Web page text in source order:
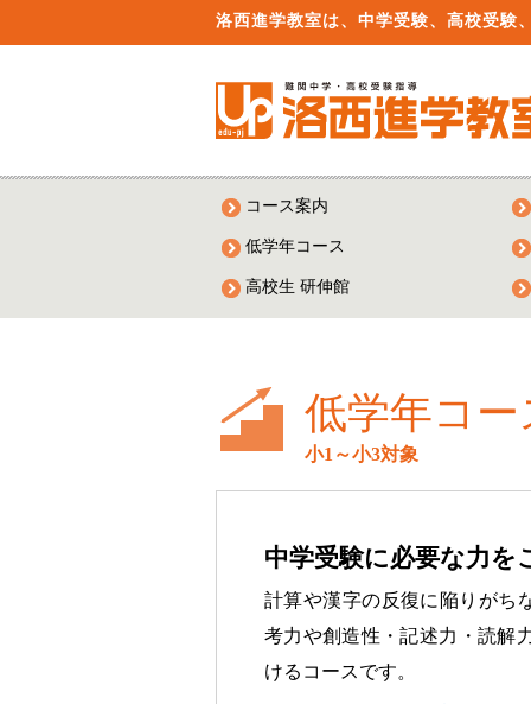
洛西進学教室は、中学受験、高校受験
コース案内
低学年コース
高校生 研伸館
低学年コー
小1～小3対象
中学受験に必要な力を
計算や漢字の反復に陥りがち
考力や創造性・記述力・読解
けるコースです。